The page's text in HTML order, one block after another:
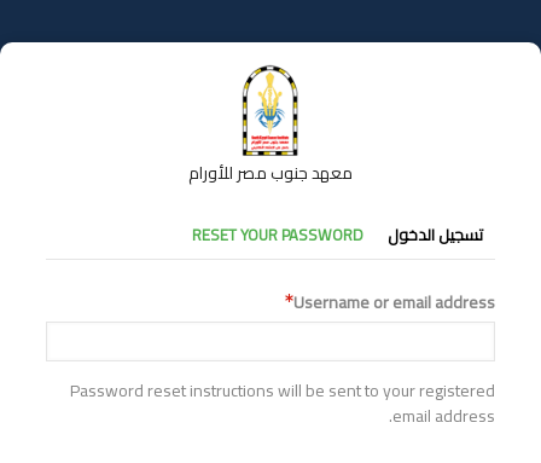
إلى
المحتوى
معهد جنوب مصر للأورام
التبويبات
الأساسية
تسجيل الدخول RESET YOUR PASSWORD
Username or email address
Password reset instructions will be sent to your registered
email address.